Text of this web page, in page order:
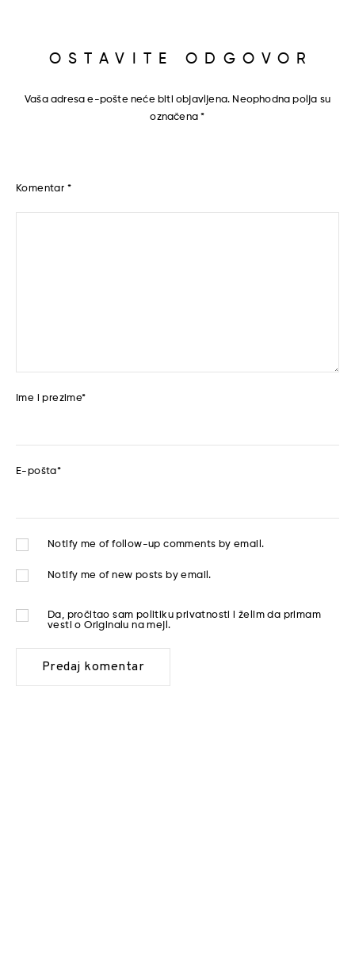
OSTAVITE ODGOVOR
Vaša adresa e-pošte neće biti objavljena. Neophodna polja su
označena*
Komentar *
Ime i prezime*
E-pošta*
Notify me of follow-up comments by email.
Notify me of new posts by email.
Da, pročitao sam politiku privatnosti
i želim da primam
vesti o Originalu na mejl.